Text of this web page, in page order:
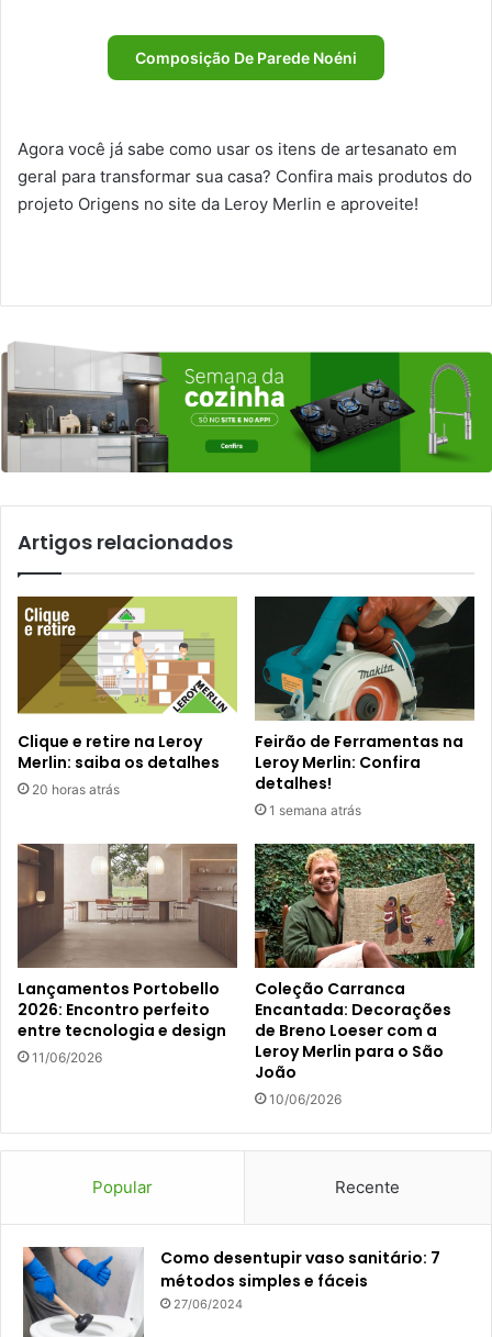
Composição De Parede Noéni
Agora você já sabe como usar os itens de artesanato em
geral para transformar sua casa? Confira mais produtos do
projeto Origens no site da Leroy Merlin e aproveite!
Artigos relacionados
Clique e retire na Leroy
Merlin: saiba os detalhes
20 horas atrás
Feirão de Ferramentas na
Leroy Merlin: Confira
detalhes!
1 semana atrás
Lançamentos Portobello
2026: Encontro perfeito
entre tecnologia e design
11/06/2026
Coleção Carranca
Encantada: Decorações
de Breno Loeser com a
Leroy Merlin para o São
João
10/06/2026
Popular Recente
Como desentupir vaso sanitário: 7
métodos simples e fáceis
27/06/2024